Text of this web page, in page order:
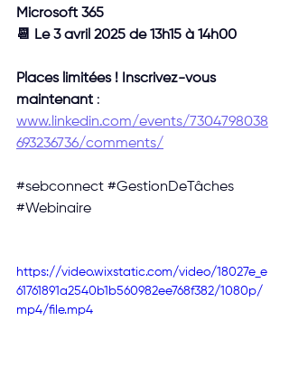
Microsoft 365
📆 Le 3 avril 2025 de 13h15 à 14h00
Places limitées ! Inscrivez-vous
maintenant :
www.linkedin.com/events/7304798038
693236736/comments/
#sebconnect #GestionDeTâches
#Webinaire
https://video.wixstatic.com/video/18027e_e
61761891a2540b1b560982ee768f382/1080p/
mp4/file.mp4